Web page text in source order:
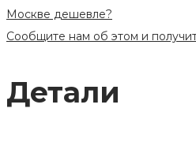
Москве дешевле?
Сообщите нам об этом и
Детали